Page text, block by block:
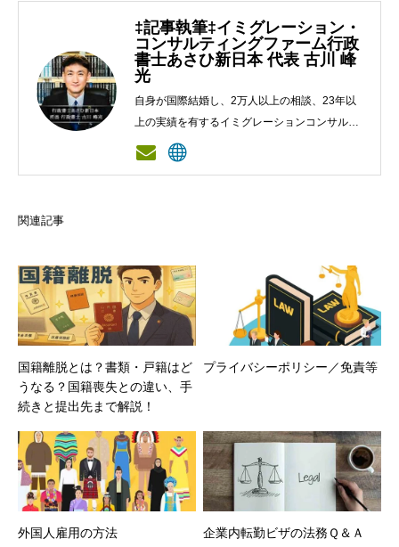
‡記事執筆‡イミグレーション・
コンサルティングファーム行政
書士あさひ新日本 代表 古川 峰
光
自身が国際結婚し、2万人以上の相談、23年以
上の実績を有するイミグレーションコンサルタ
ント兼行政書士。イミグレーション戦略の基盤
となる渉外戸籍・国際家族のマネジメント、在
関連記事
国籍離脱とは？書類・戸籍はど
うなる？国籍喪失との違い、手
続きと提出先まで解説！
プライバシーポリシー／免責等
外国人雇用の方法 企業内転勤ビザの法務Ｑ＆Ａ